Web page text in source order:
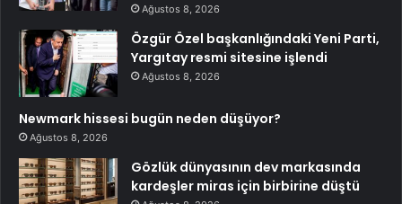
Ağustos 8, 2026
Özgür Özel başkanlığındaki Yeni Parti,
Yargıtay resmi sitesine işlendi
Ağustos 8, 2026
Newmark hissesi bugün neden düşüyor?
Ağustos 8, 2026
Gözlük dünyasının dev markasında
kardeşler miras için birbirine düştü